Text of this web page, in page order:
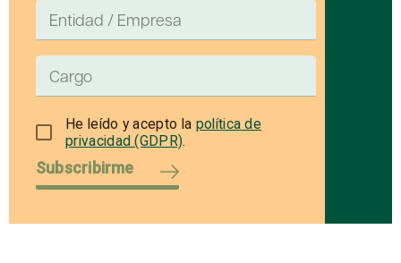
He leído y acepto la política de
privacidad (GDPR).
Subscribirme